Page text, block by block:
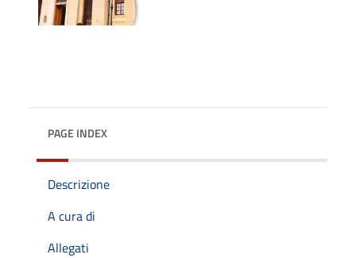
PAGE INDEX
Descrizione
A cura di
Allegati